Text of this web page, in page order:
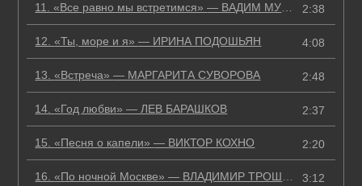
11.«Все равно мы встретимся»— ВАДИМ МУЛЕРМАН 2:38
12.«Ты, море и я»— ИРИНА ПОДОШЬЯН 4:08
13.«Встреча»— МАРГАРИТА СУВОРОВА 2:48
14.«Год любви»— ЛЕВ БАРАШКОВ 2:37
15.«Песня о капели»— ВИКТОР КОХНО 2:20
16.«По ночной Москве»— ВЛАДИМИР ТРОШИН 3:12